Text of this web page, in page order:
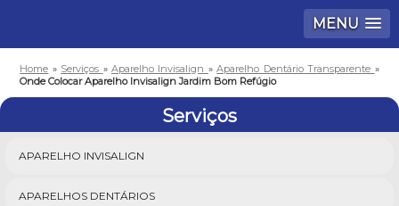
MENU
Home » Serviços »Aparelho Invisalign »Aparelho Dentário Transparente »
Onde Colocar Aparelho Invisalign Jardim Bom Refúgio
Serviços
APARELHO INVISALIGN
APARELHOS DENTÁRIOS